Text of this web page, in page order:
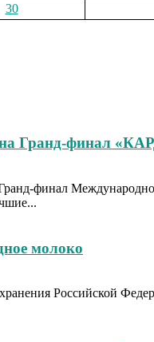
30
Гранд-финал
финал
молоко
Российской